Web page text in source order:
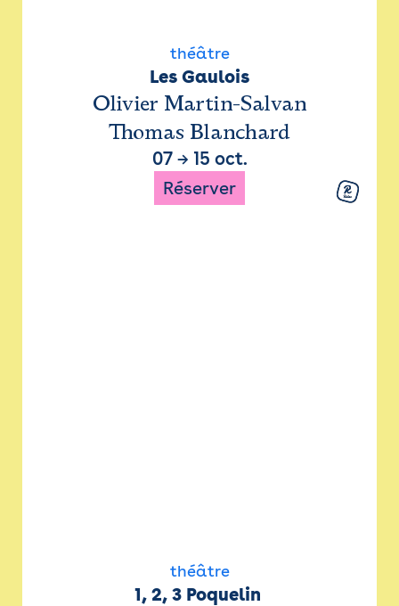
théâtre
Les Gaulois
Olivier Martin-Salvan
Thomas Blanchard
07→ 15 oct.
Réserver
théâtre
1, 2, 3 Poquelin